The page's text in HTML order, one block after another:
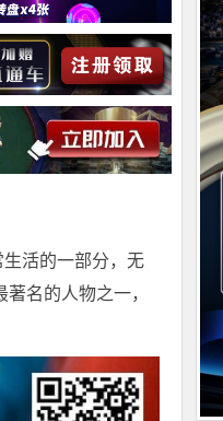
活的一部分，无
名的人物之一，